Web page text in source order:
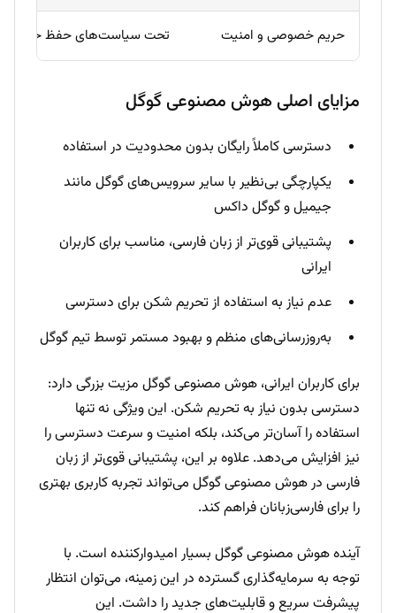
حریم خصوصی و امنیت تحت سیاست‌های حفظ حریم
مزایای اصلی هوش مصنوعی گوگل
دسترسی کاملاً رایگان بدون محدودیت در استفاده
یکپارچگی بی‌نظیر با سایر سرویس‌های گوگل مانند
جیمیل و گوگل داکس
پشتیبانی قوی‌تر از زبان فارسی، مناسب برای کاربران
ایرانی
عدم نیاز به استفاده از تحریم شکن برای دسترسی
به‌روزرسانی‌های منظم و بهبود مستمر توسط تیم گوگل
برای کاربران ایرانی، هوش مصنوعی گوگل مزیت بزرگی دارد:
دسترسی بدون نیاز به تحریم شکن. این ویژگی نه تنها
استفاده را آسان‌تر می‌کند، بلکه امنیت و سرعت دسترسی را
نیز افزایش می‌دهد. علاوه بر این، پشتیبانی قوی‌تر از زبان
فارسی در هوش مصنوعی گوگل می‌تواند تجربه کاربری بهتری
را برای فارسی‌زبانان فراهم کند.
آینده هوش مصنوعی گوگل بسیار امیدوارکننده است. با
توجه به سرمایه‌گذاری گسترده در این زمینه، می‌توان انتظار
پیشرفت سریع و قابلیت‌های جدید را داشت. این